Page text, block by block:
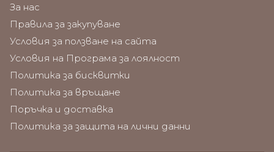
За нас
Правила за закупуване
Условия за ползване на сайта
Условия на Програма за лоялност
Политика за бисквитки
Политика за връщане
Поръчка и доставка
Политика за защита на лични данни